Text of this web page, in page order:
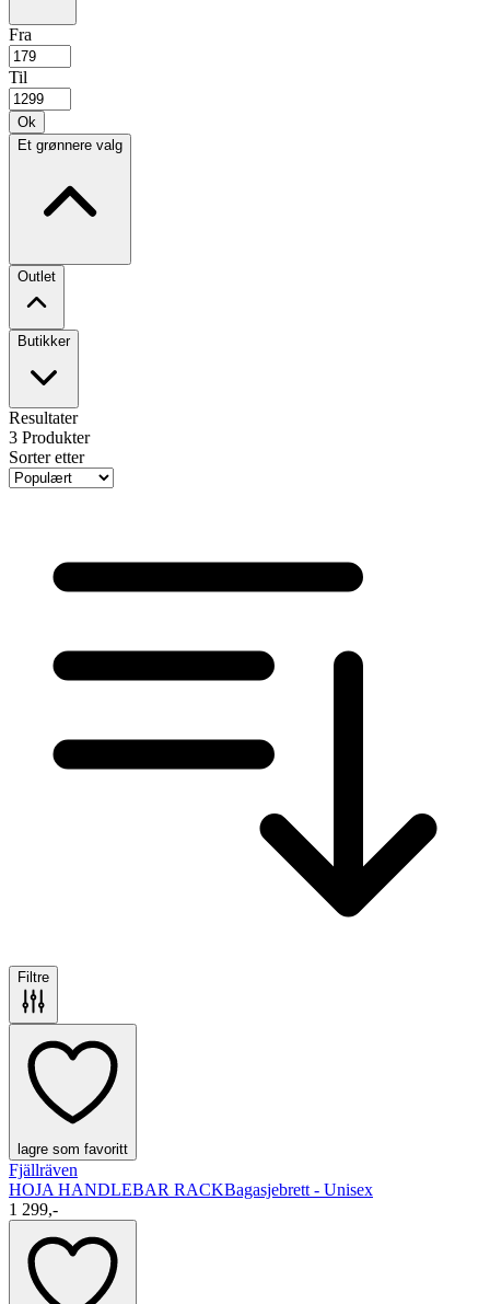
Fra
Til
Ok
Et grønnere valg
Outlet
Butikker
Resultater
3 Produkter
Sorter etter
Filtre
lagre som favoritt
Fjällräven
HOJA HANDLEBAR RACKBagasjebrett - Unisex
1 299,-